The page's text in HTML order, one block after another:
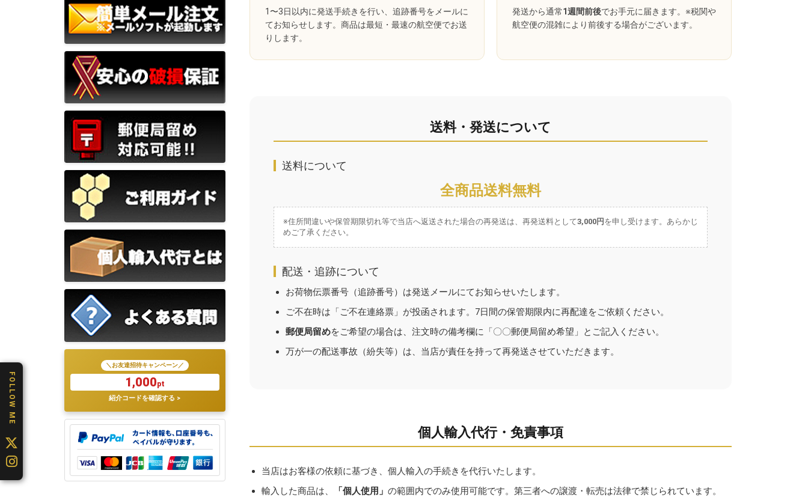
＼お友達招待キャンペーン／
1,000pt
紹介コードを確認する >
1〜3日以内に発送手続きを行い、追跡番号をメールに
てお知らせします。商品は最短・最速の航空便でお送
りします。
発送から通常1週間前後でお手元に届きます。※税関や
航空便の混雑により前後する場合がございます。
送料・発送について
送料について
全商品送料無料
※住所間違いや保管期限切れ等で当店へ返送された場合の再発送は、再発送料として3,000円 を申し受けます。あらかじ
めご了承ください。
配送・追跡について
お荷物伝票番号（追跡番号）は発送メールにてお知らせいたします。
ご不在時は「ご不在連絡票」が投函されます。7日間の保管期限内に再配達をご依頼ください。
郵便局留めをご希望の場合は、注文時の備考欄に「〇〇郵便局留め希望」とご記入ください。
万が一の配送事故（紛失等）は、当店が責任を持って再発送させていただきます。
個人輸入代行・免責事項
当店はお客様の依頼に基づき、個人輸入の手続きを代行いたします。
輸入した商品は、
「個人使用」 の範囲内でのみ使用可能です。第三者への譲渡・転売は法律で禁じられています。
FOLLOW ME